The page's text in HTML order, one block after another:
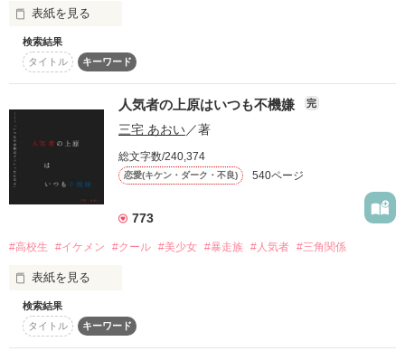
「犯罪級に可愛いお前が悪いよね」
この幼なじみは、止まってくれない
「結婚するなら俺にして？」
2020.11.14~公開/完結
誤字脱字、修正中
2013.08.19〜 2014.05.31
2014.10.25『初恋＊シュガーソルト 〜甘く切ない恋物語〜』の
タイトルで文庫化（ブルーレーベル）
2018.01.25 野いちご文庫にて文庫化
＊special thanks＊
ひい。さま、かなさま
мｉｕさま、藤宮 彩恋さま
Ｍｉｌｋｙさま、榊あおいさま
癒月華さま
❀.･ﾟ❀.･ﾟ❀.*･ﾟ
素直でまっすぐな明るさが魅力の人気者
鈴野陽菜
控えめな優しさを秘めた、隠れた高嶺の花
水瀬りのん
- Minase Rinon -
柏木湊
- Kashiwagi Minato -
親友だから、応援したい。
これも、読者の皆様のおかげですm(_ _)m
作品を読む
「……」
「ねぇねぇ〜、藤く〜ん！」
「っうるさい！俺の近くに寄ってくんな」
表紙を見る
榛名くんは、表情を崩さないのがいいんだって。
クールすぎるくらいがちょうどいいんだって。
正直、わたしにはよく分からないけど…。
検索結果
タイトル
キーワード
人気者の上原はいつも不機嫌 完
三宅 あおい／著
総文字数/240,374
恋愛(キケン・ダーク・不良) 540ページ
773
#高校生 #イケメン #クール #美少女 #暴走族 #人気者 #三角関係
表紙を見る
人気者で学校1、2を争うイケメンである上原
(ちなみに親友の彼氏)
検索結果
タイトル
キーワード